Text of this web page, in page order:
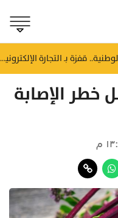
إنجاز 86.7% من الخطة الوطنية.. قفزة بـ التجارة الإلكترونية في سلطنة عُمان
خطر الإصابة